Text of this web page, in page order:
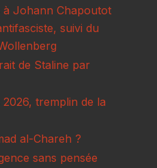
à Johann Chapoutot
suivi du
de Staline par
tremplin de la
al-Chareh ?
sans pensée